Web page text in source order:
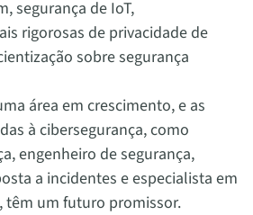
segurança de IoT,
rigorosas de privacidade de
sobre segurança
área em crescimento, e as
à cibersegurança, como
engenheiro de segurança,
a incidentes e especialista em
têm um futuro promissor.